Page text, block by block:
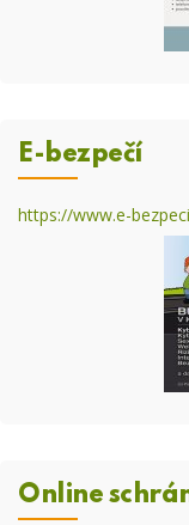
E-bezpečí
https://www.e-
Online